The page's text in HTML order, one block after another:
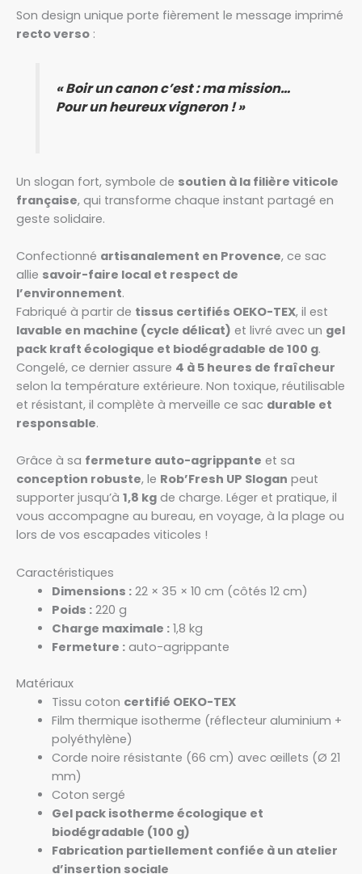
Son design unique porte fièrement le message imprimé
recto verso :
« Boir un canon c’est : ma mission…
Pour un heureux vigneron ! »
Un slogan fort, symbole de soutien à la filière viticole
française, qui transforme chaque instant partagé en
geste solidaire.
Confectionné artisanalement en Provence, ce sac
allie savoir-faire local et respect de
l’environnement.
Fabriqué à partir de tissus certifiés OEKO-TEX, il est
lavable en machine (cycle délicat) et livré avec un gel
pack kraft écologique et biodégradable de 100 g.
Congelé, ce dernier assure 4 à 5 heures de fraîcheur
selon la température extérieure. Non toxique, réutilisable
et résistant, il complète à merveille ce sac durable et
responsable.
Grâce à sa fermeture auto-agrippante et sa
conception robuste, le Rob’Fresh UP Slogan peut
supporter jusqu’à 1,8 kg de charge. Léger et pratique, il
vous accompagne au bureau, en voyage, à la plage ou
lors de vos escapades viticoles !
Caractéristiques
Dimensions :22 × 35 × 10 cm (côtés 12 cm)
Poids :220 g
Charge maximale :1,8 kg
Fermeture :auto-agrippante
Matériaux
Tissu coton certifié OEKO-TEX
Film thermique isotherme (réflecteur aluminium +
polyéthylène)
Corde noire résistante (66 cm) avec œillets (Ø 21
mm)
Coton sergé
Gel pack isotherme écologique et
biodégradable (100 g)
Fabrication partiellement confiée à un atelier
d’insertion sociale